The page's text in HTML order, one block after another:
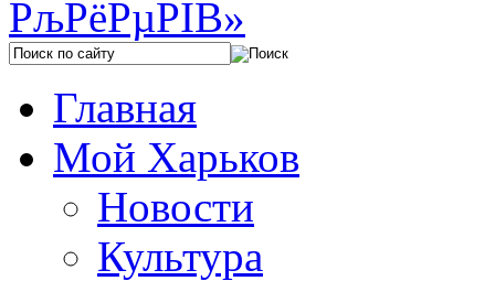
Главная
Мой Харьков
Новости
Культура